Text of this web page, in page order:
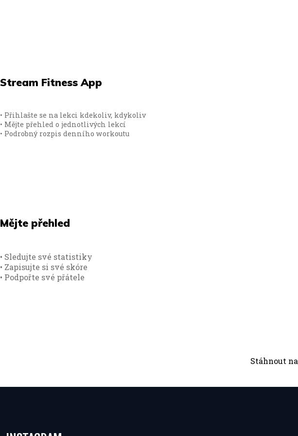
Stream Fitness App
• Přihlašte se na lekci kdekoliv, kdykoliv
• Mějte přehled o jednotlivých lekcí
• Podrobný rozpis denního workoutu
Mějte přehled
• Sledujte své statistiky
• Zapisujte si své skóre
• Podpořte své přátele
Stáhnout na